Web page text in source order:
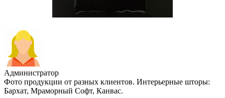
Администратор
Фото продукции от разных клиентов. Интерьерные шторы:
Бархат, Мраморный Софт, Канвас.